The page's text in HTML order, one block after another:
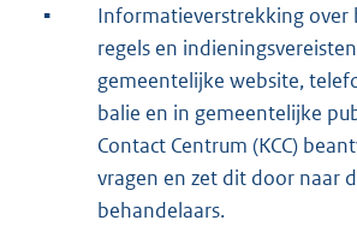
▪
Informatieverstrekking over
regels en
gemeentelijke website,
balie en in gemeentelijke
Contact Centrum (KCC)
vragen en zet dit door naar
behandelaars.